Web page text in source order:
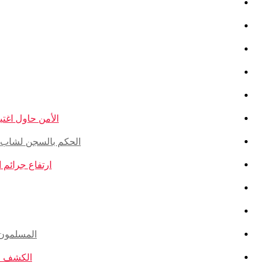
الأمن حاول
الحكم بالسجن لشاب ذو
ارتفاع جرائم الكراهية
المسلمون
الكشف